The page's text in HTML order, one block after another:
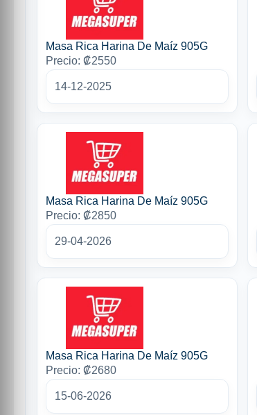
Masa Rica Harina De Maíz 905G
Precio: ₡2550
14-12-2025
Masa Rica Harina De Maíz 905G
Precio: ₡2850
29-04-2026
Masa Rica Harina De Maíz 905G
Precio: ₡2680
15-06-2026